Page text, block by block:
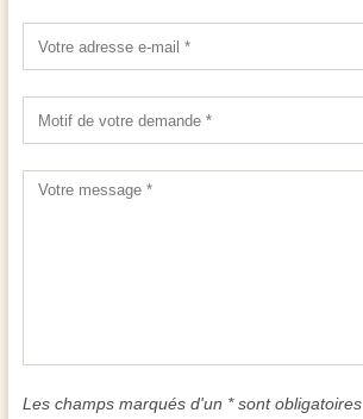
Les champs marqués d'un * sont obligatoires